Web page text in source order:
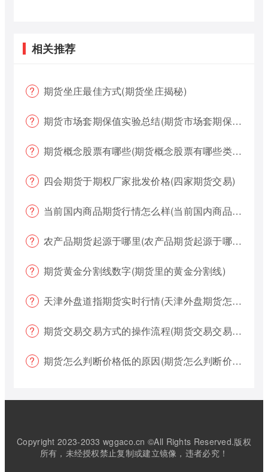
相关推荐
期货坐庄最佳方式(期货坐庄揭秘)
期货市场套期保值实验总结(期货市场套期保值实验总结报告)
期货概念股票有哪些(期货概念股票有哪些类型)
四会期货于期权厂家批发价格(四家期货交易)
当前国内商品期货行情怎么样(当前国内商品期货行情怎么样了)
农产品期货起源于哪里(农产品期货起源于哪里的)
期货黄金分割线数字(期货里的黄金分割线)
天津外盘道指期货实时行情(天津外盘期货怎么交易)
期货交易交易方式的操作流程(期货交易交易方式的操作流程是什么)
期货怎么判断价格低的原因(期货怎么判断价格低的原因呢)
Copyright 2023-2033 wggaco.cn ©All Rights Reserved.版权
所有，未经授权禁止复制或建立镜像，违者必究！